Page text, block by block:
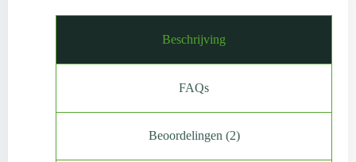
Beschrijving
FAQs
Beoordelingen (2)